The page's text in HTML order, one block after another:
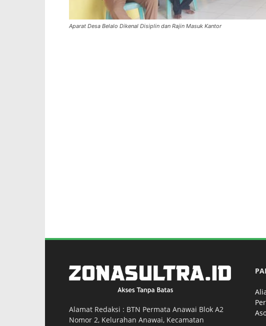
Aparat Desa Belalo Dikenal Disiplin dan Rajin Masuk Kantor
Alamat Redaksi : BTN Permata Anawai Blok A2
Nomor 2, Kelurahan Anawai, Kecamatan